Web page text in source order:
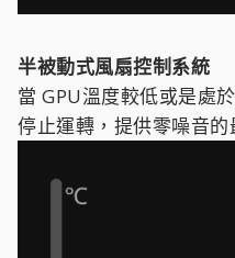
半被動式風扇控制系統
當 GPU溫度較低或是處
停止運轉，提供零噪音的